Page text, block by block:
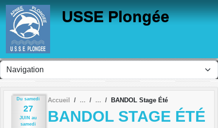
USSE Plongée
Du samedi
27
JUIN au
samedi
Accueil BANDOL Stage Été
BANDOL STAGE ÉTÉ
Panneau de gestion des cookies